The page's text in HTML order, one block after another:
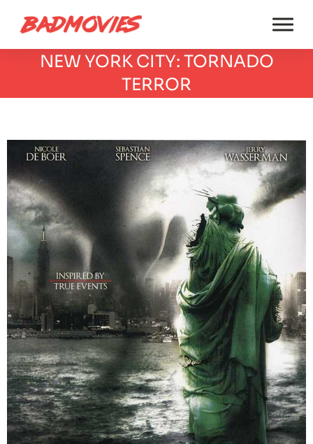
NEW YORK CITY: TORNADO
TERROR